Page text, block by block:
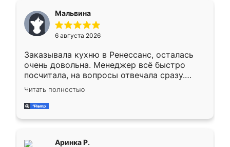
меньше, здесь же он более разнообразный.
Мне нравится ,если что-то потребуется из
мебели буду заказывать только здесь.
Мальвина
6 августа 2026
Заказывала кухню в Ренессанс, осталась
очень довольна. Менеджер всё быстро
посчитала, на вопросы отвечала сразу.
Замерщик приехал в субботу, подошёл к
делу со всей ответственностью. Собрали
за день, ребята работали аккуратно, даже
Читать полностью
Аринка Р.